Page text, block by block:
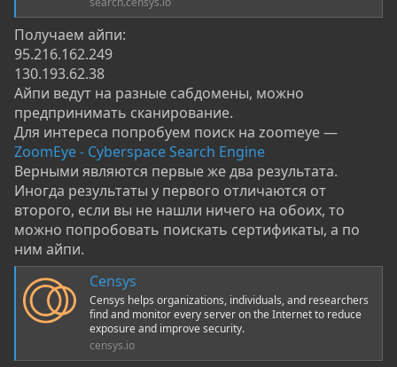
Получаем айпи:
95.216.162.249
130.193.62.38
Айпи ведут на разные сабдомены, можно
предпринимать сканирование.
Для интереса попробуем поиск на zoomeye —
ZoomEye - Cyberspace Search Engine
Верными являются первые же два результата.
Иногда результаты у первого отличаются от
второго, если вы не нашли ничего на обоих, то
можно попробовать поискать сертификаты, а по
ним айпи.
Censys
Censys helps organizations, individuals, and researchers
find and monitor every server on the Internet to reduce
exposure and improve security.
censys.io